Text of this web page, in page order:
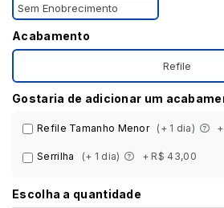
Sem Enobrecimento
Acabamento
Refile
Gostaria de adicionar um
Refile Tamanho Menor (+ 1 dia)
Serrilha (+ 1 dia) + R$ 43,00
Escolha a quantidade